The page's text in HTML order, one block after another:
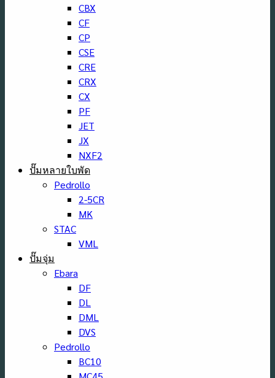
CBX
CF
CP
CSE
CRE
CRX
CX
PF
JET
JX
NXF2
ปั๊มหลายใบพัด
Pedrollo
2-5CR
MK
STAC
VML
ปั๊มจุ่ม
Ebara
DF
DL
DML
DVS
Pedrollo
BC10